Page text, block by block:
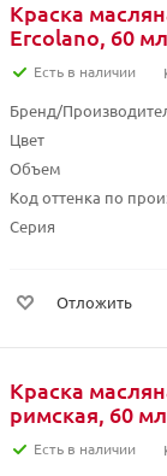
Краска
Ercolano, 60 мл
Есть в наличии
Бренд/
Цвет
Объем
Код оттенка по
Серия
Отложить
Краска
римская, 60 мл
Есть в наличии